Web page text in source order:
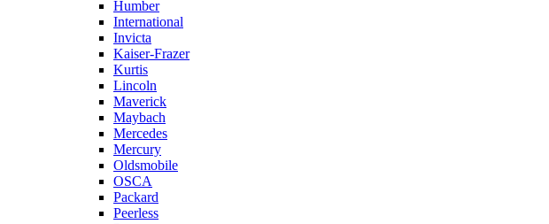
Humber
International
Invicta
Kaiser-Frazer
Kurtis
Lincoln
Maverick
Maybach
Mercedes
Mercury
Oldsmobile
OSCA
Packard
Peerless